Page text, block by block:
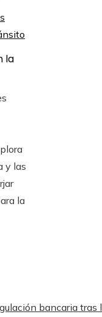
la
y las
la
bancaria tras